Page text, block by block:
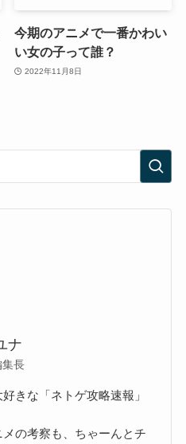
今期のアニメで一番かわい
い女の子って誰？
2022年11月8日
ナ
集長
きな「ネトゲ攻略速報」
の考察も、ちゃーんとチ